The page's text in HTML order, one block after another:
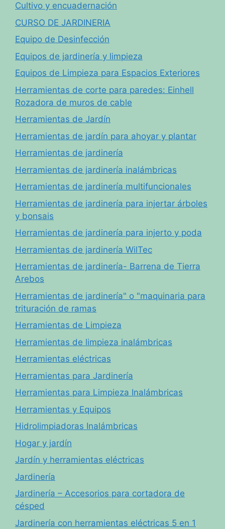
Cultivo y encuadernación
CURSO DE JARDINERIA
Equipo de Desinfección
Equipos de jardinería y limpieza
Equipos de Limpieza para Espacios Exteriores
Herramientas de corte para paredes: Einhell
Rozadora de muros de cable
Herramientas de Jardín
Herramientas de jardín para ahoyar y plantar
Herramientas de jardinería
Herramientas de jardinería inalámbricas
Herramientas de jardinería multifuncionales
Herramientas de jardinería para injertar árboles
y bonsais
Herramientas de jardinería para injerto y poda
Herramientas de jardinería WilTec
Herramientas de jardinería- Barrena de Tierra
Arebos
Herramientas de jardinería" o "maquinaria para
trituración de ramas
Herramientas de Limpieza
Herramientas de limpieza inalámbricas
Herramientas eléctricas
Herramientas para Jardinería
Herramientas para Limpieza Inalámbricas
Herramientas y Equipos
Hidrolimpiadoras Inalámbricas
Hogar y jardín
Jardín y herramientas eléctricas
Jardinería
Jardinería – Accesorios para cortadora de
césped
Jardinería con herramientas eléctricas 5 en 1